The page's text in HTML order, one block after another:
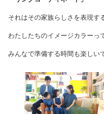
それはその家族らしさを表現す
わたしたちのイメージカラーっ
みんなで準備する時間も楽しい